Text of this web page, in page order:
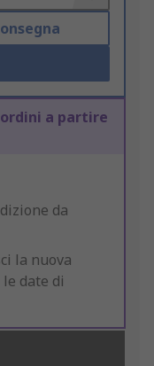
ordini a partire
da
la nuova
date di